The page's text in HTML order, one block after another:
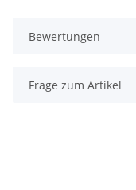
Bewertungen
Frage zum Artikel